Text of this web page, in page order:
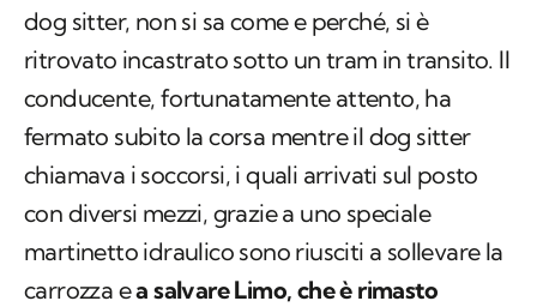
dog sitter, non si sa come e perché, si è
ritrovato incastrato sotto un tram in transito. Il
conducente, fortunatamente attento, ha
fermato subito la corsa mentre il dog sitter
chiamava i soccorsi, i quali arrivati sul posto
con diversi mezzi, grazie a uno speciale
martinetto idraulico sono riusciti a sollevare la
carrozza ea salvare Limo, che è rimasto